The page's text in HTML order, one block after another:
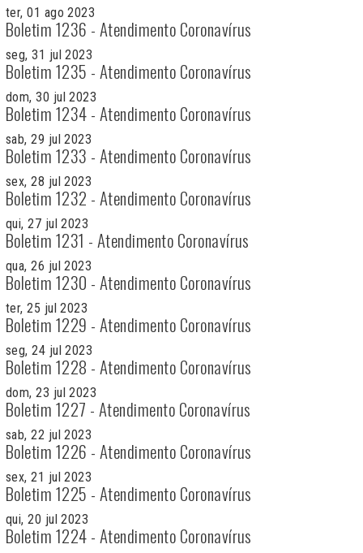
ter, 01 ago 2023
Boletim 1236 - Atendimento Coronavírus
seg, 31 jul 2023
Boletim 1235 - Atendimento Coronavírus
dom, 30 jul 2023
Boletim 1234 - Atendimento Coronavírus
sab, 29 jul 2023
Boletim 1233 - Atendimento Coronavírus
sex, 28 jul 2023
Boletim 1232 - Atendimento Coronavírus
qui, 27 jul 2023
Boletim 1231 - Atendimento Coronavírus
qua, 26 jul 2023
Boletim 1230 - Atendimento Coronavírus
ter, 25 jul 2023
Boletim 1229 - Atendimento Coronavírus
seg, 24 jul 2023
Boletim 1228 - Atendimento Coronavírus
dom, 23 jul 2023
Boletim 1227 - Atendimento Coronavírus
sab, 22 jul 2023
Boletim 1226 - Atendimento Coronavírus
sex, 21 jul 2023
Boletim 1225 - Atendimento Coronavírus
qui, 20 jul 2023
Boletim 1224 - Atendimento Coronavírus